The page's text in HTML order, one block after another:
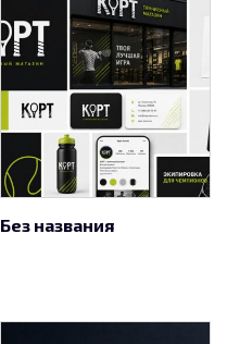
Без названия